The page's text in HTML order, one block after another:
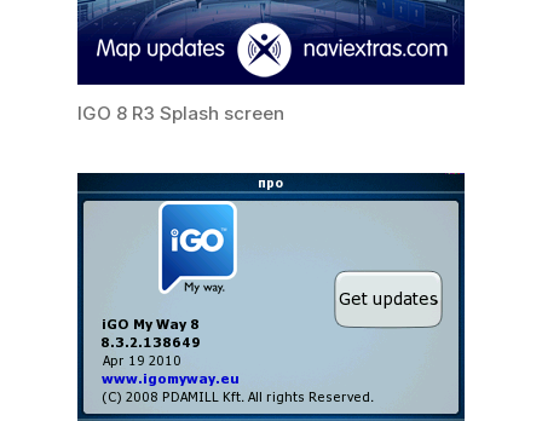
IGO 8 R3 Splash screen